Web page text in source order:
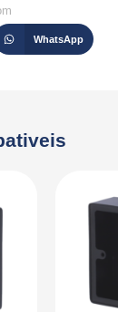
WhatsApp